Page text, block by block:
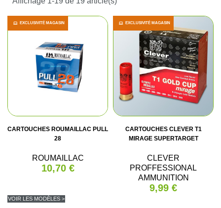
CARTOUCHES ROUMAILLAC PULL
28
ROUMAILLAC
10,70 €
VOIR LES MODÈLES >
EXCLUSIVITÉ MAGASIN
CARTOUCHES CLEVER T1
MIRAGE SUPERTARGET
CLEVER
PROFFESSIONAL
AMMUNITION
9,99 €
EXCLUSIVITÉ MAGASIN